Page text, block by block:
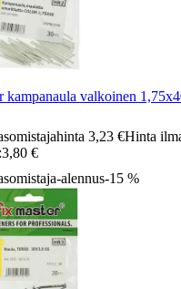
kampanaula valkoinen
3,23 €Hinta
3,80 €
alennus-15 %